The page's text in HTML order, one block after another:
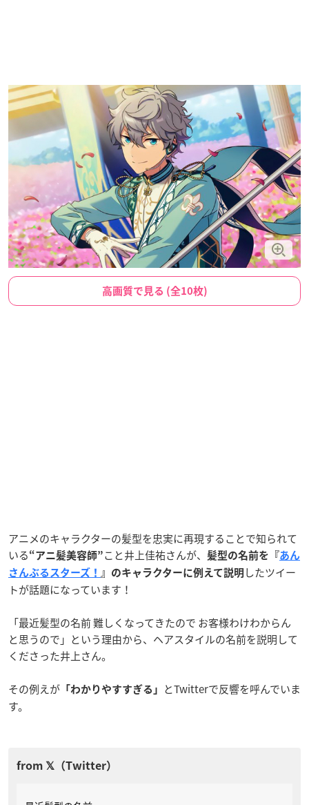
高画質で見る (全10枚)
アニメのキャラクターの髪型を忠実に再現することで知られて
いる “アニ髪美容師” こと井上佳祐さんが、 髪型の名前を『あん
さんぶるスターズ！ 』のキャラクターに例えて説明 したツイー
トが話題になっています！
「最近髪型の名前 難しくなってきたので お客様わけわからん
と思うので」という理由から、ヘアスタイルの名前を説明して
くださった井上さん。
その例えが 「わかりやすすぎる」
とTwitterで反響を呼んでいま
す。